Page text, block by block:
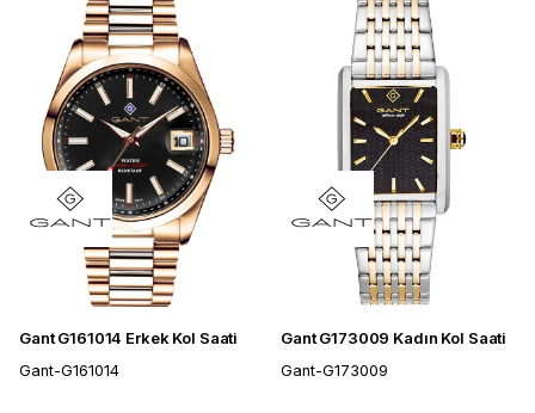
Gant G161014 Erkek Kol Saati
Gant-G161014
Gant G173009 Kadın Kol Saati
Gant-G173009